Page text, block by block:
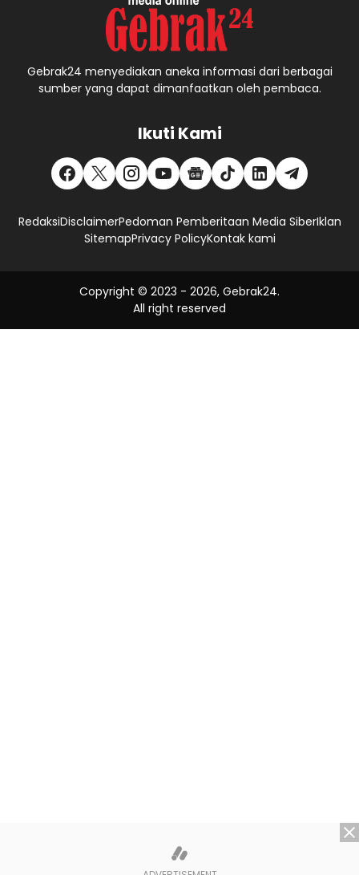
Gebrak24 menyediakan aneka informasi dari berbagai
sumber yang dapat dimanfaatkan oleh pembaca.
Ikuti Kami
RedaksiDisclaimerPedoman Pemberitaan Media SiberIklan
SitemapPrivacy PolicyKontak kami
Copyright © 2023 - 2026, Gebrak24.
All right reserved